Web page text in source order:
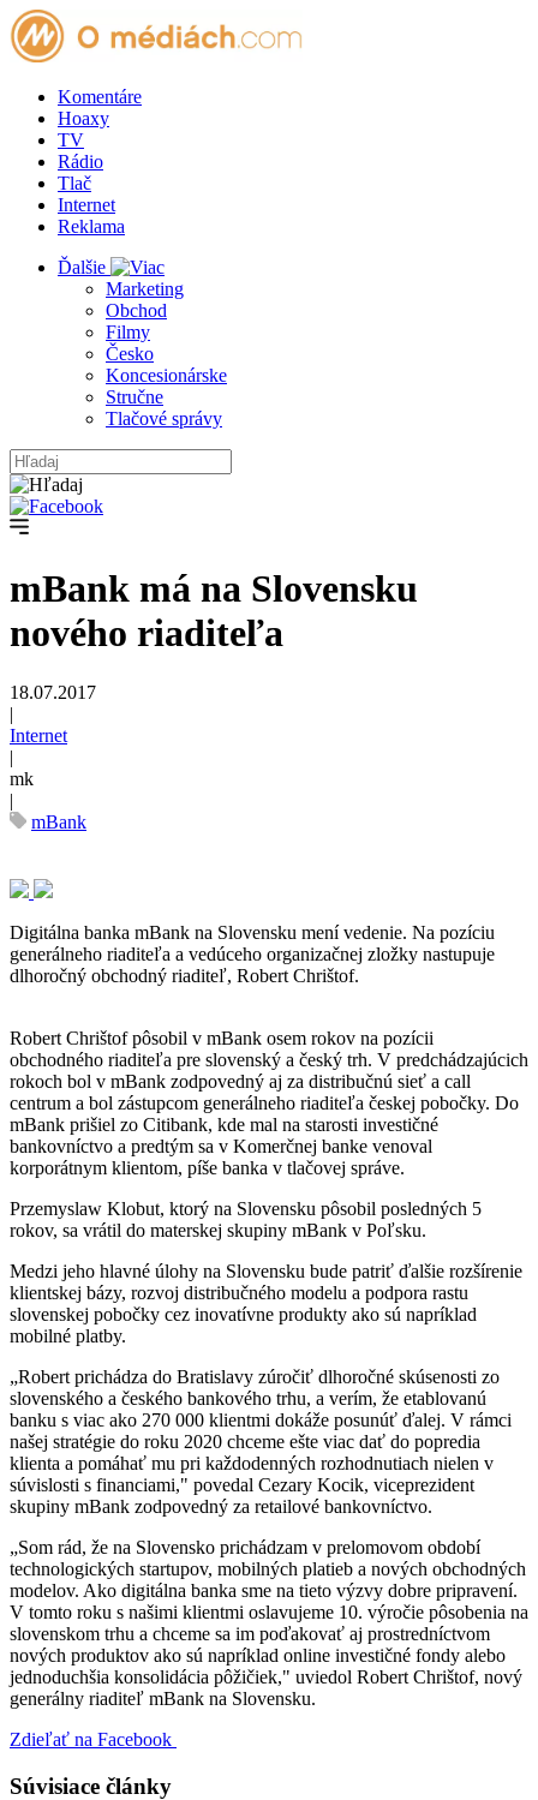
Komentáre
Hoaxy
TV
Rádio
Tlač
Internet
Reklama
Ďalšie
Marketing
Obchod
Filmy
Česko
Koncesionárske
Stručne
Tlačové správy
mBank má na Slovensku
nového riaditeľa
18.07.2017
|
Internet
|
mk
|
mBank
Digitálna banka mBank na Slovensku mení vedenie. Na pozíciu
generálneho riaditeľa a vedúceho organizačnej zložky nastupuje
dlhoročný obchodný riaditeľ, Robert Chrištof.
Robert Chrištof pôsobil v mBank osem rokov na pozícii
obchodného riaditeľa pre slovenský a český trh. V predchádzajúcich
rokoch bol v mBank zodpovedný aj za distribučnú sieť a call
centrum a bol zástupcom generálneho riaditeľa českej pobočky. Do
mBank prišiel zo Citibank, kde mal na starosti investičné
bankovníctvo a predtým sa v Komerčnej banke venoval
korporátnym klientom, píše banka v tlačovej správe.
Przemyslaw Klobut, ktorý na Slovensku pôsobil posledných 5
rokov, sa vrátil do materskej skupiny mBank v Poľsku.
Medzi jeho hlavné úlohy na Slovensku bude patriť ďalšie rozšírenie
klientskej bázy, rozvoj distribučného modelu a podpora rastu
slovenskej pobočky cez inovatívne produkty ako sú napríklad
mobilné platby.
„Robert prichádza do Bratislavy zúročiť dlhoročné skúsenosti zo
slovenského a českého bankového trhu, a verím, že etablovanú
banku s viac ako 270 000 klientmi dokáže posunúť ďalej. V rámci
našej stratégie do roku 2020 chceme ešte viac dať do popredia
klienta a pomáhať mu pri každodenných rozhodnutiach nielen v
súvislosti s financiami," povedal Cezary Kocik, viceprezident
skupiny mBank zodpovedný za retailové bankovníctvo.
„Som rád, že na Slovensko prichádzam v prelomovom období
technologických startupov, mobilných platieb a nových obchodných
modelov. Ako digitálna banka sme na tieto výzvy dobre pripravení.
V tomto roku s našimi klientmi oslavujeme 10. výročie pôsobenia na
slovenskom trhu a chceme sa im poďakovať aj prostredníctvom
nových produktov ako sú napríklad online investičné fondy alebo
jednoduchšia konsolidácia pôžičiek," uviedol Robert Chrištof, nový
generálny riaditeľ mBank na Slovensku.
Zdieľať na Facebook
Súvisiace články